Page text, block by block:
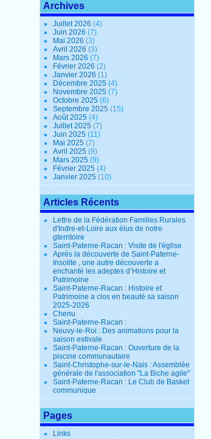
Archives
Juillet 2026(4)
Juin 2026(7)
Mai 2026(3)
Avril 2026(3)
Mars 2026(7)
Février 2026(2)
Janvier 2026(1)
Décembre 2025(4)
Novembre 2025(7)
Octobre 2025(6)
Septembre 2025(15)
Août 2025(4)
Juillet 2025(7)
Juin 2025(11)
Mai 2025(7)
Avril 2025(9)
Mars 2025(9)
Février 2025(4)
Janvier 2025(10)
Articles Récents
Lettre de la Fédération Familles Rurales
d'Indre-et-Loire aux élus de notre
gterritoire
Saint-Paterne-Racan : Visite de l'église
Après la découverte de Saint-Paterne-
Insolite , une autre découverte a
enchanté les adeptes d’Histoire et
Patrimoine
Saint-Paterne-Racan : Histoire et
Patrimoine a clos en beauté sa saison
2025-2026
Chenu
Saint-Paterne-Racan :
Neuvy-le-Roi : Des animations pour la
saison estivale
Saint-Paterne-Racan : Ouverture de la
piscine communautaire
Saint-Christophe-sur-le-Nais : Assemblée
générale de l'association "La Biche agile"
Saint-Paterne-Racan : Le Club de Basket
communique
Pages
Links